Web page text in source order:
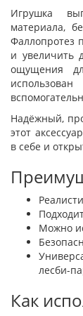
Игрушка
материала,
Фаллопротез
и увеличить
ощущения
Надёжный,
этот
в себе и
Можно
лесби-
Как